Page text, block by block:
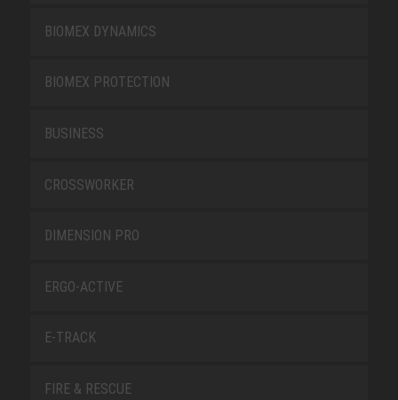
BIOMEX DYNAMICS
BIOMEX PROTECTION
BUSINESS
CROSSWORKER
DIMENSION PRO
ERGO-ACTIVE
E-TRACK
FIRE & RESCUE